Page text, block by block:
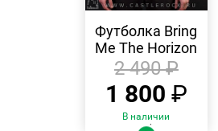
ПРОСМОТР
Футболка Bring
Me The Horizon
2 490₽
1 800 ₽
В наличии
Размеры: